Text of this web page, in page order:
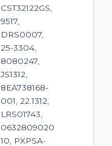
CST32122GS,
9517,
DRS0007,
25-3304,
8080247,
JS1312,
8EA738168-
001, 22.1312,
LRS01743,
0632809020
10, PXPSA-